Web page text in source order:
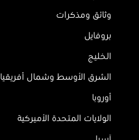
وثائق ومذكرات
بروفايل
الخليج
الشرق الأوسط وشمال أفريقيا
أوروبا
الولايات المتحدة الأميركية